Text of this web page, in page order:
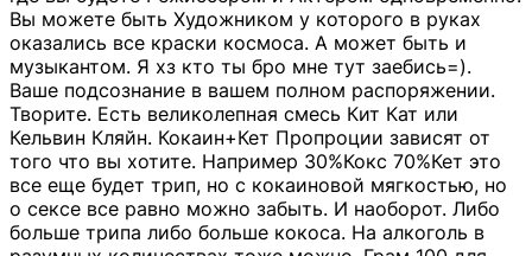
Вы можете быть Художником у которого в руках
оказались все краски космоса. А может быть и
музыкантом. Я хз кто ты бро мне тут заебись=).
Ваше подсознание в вашем полном распоряжении.
Творите. Есть великолепная смесь Кит Кат или
Кельвин Кляйн. Кокаин+Кет Пропроции зависят от
того что вы хотите. Например 30%Кокс 70%Кет это
все еще будет трип, но с кокаиновой мягкостью, но
о сексе все равно можно забыть. И наоборот. Либо
больше трипа либо больше кокоса. На алкоголь в